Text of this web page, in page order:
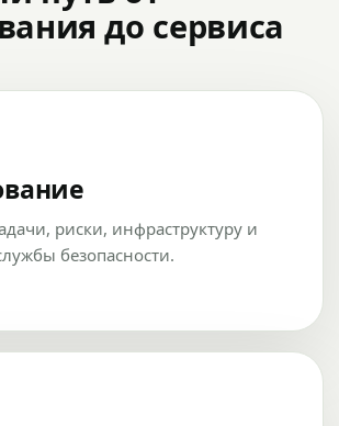
до сервиса
риски, инфраструктуру и
безопасности.